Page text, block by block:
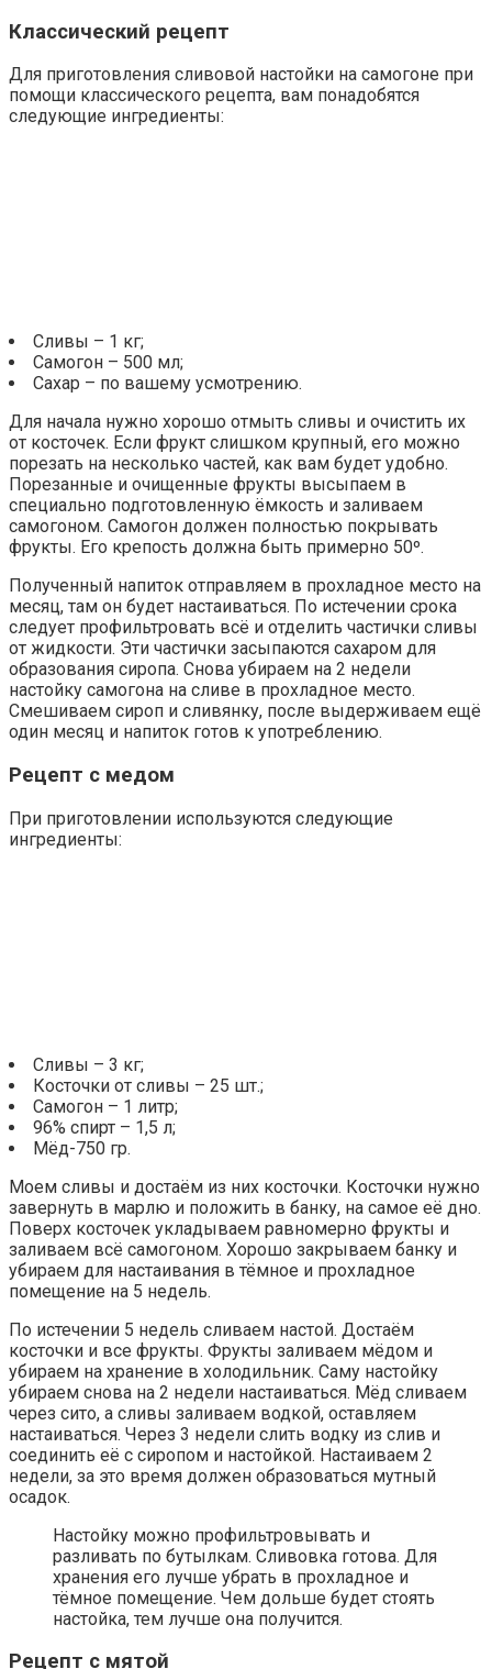
Классический рецепт
Для приготовления сливовой настойки на самогоне при
помощи классического рецепта, вам понадобятся
следующие ингредиенты:
Сливы – 1 кг;
Самогон – 500 мл;
Сахар – по вашему усмотрению.
Для начала нужно хорошо отмыть сливы и очистить их
от косточек. Если фрукт слишком крупный, его можно
порезать на несколько частей, как вам будет удобно.
Порезанные и очищенные фрукты высыпаем в
специально подготовленную ёмкость и заливаем
самогоном. Самогон должен полностью покрывать
фрукты. Его крепость должна быть примерно 50º.
Полученный напиток отправляем в прохладное место на
месяц, там он будет настаиваться. По истечении срока
следует профильтровать всё и отделить частички сливы
от жидкости. Эти частички засыпаются сахаром для
образования сиропа. Снова убираем на 2 недели
настойку самогона на сливе в прохладное место.
Смешиваем сироп и сливянку, после выдерживаем ещё
один месяц и напиток готов к употреблению.
Рецепт с медом
При приготовлении используются следующие
ингредиенты:
Сливы – 3 кг;
Косточки от сливы – 25 шт.;
Самогон – 1 литр;
96% спирт – 1,5 л;
Мёд-750 гр.
Моем сливы и достаём из них косточки. Косточки нужно
завернуть в марлю и положить в банку, на самое её дно.
Поверх косточек укладываем равномерно фрукты и
заливаем всё самогоном. Хорошо закрываем банку и
убираем для настаивания в тёмное и прохладное
помещение на 5 недель.
По истечении 5 недель сливаем настой. Достаём
косточки и все фрукты. Фрукты заливаем мёдом и
убираем на хранение в холодильник. Саму настойку
убираем снова на 2 недели настаиваться. Мёд сливаем
через сито, а сливы заливаем водкой, оставляем
настаиваться. Через 3 недели слить водку из слив и
соединить её с сиропом и настойкой. Настаиваем 2
недели, за это время должен образоваться мутный
осадок.
Настойку можно профильтровывать и
разливать по бутылкам. Сливовка готова. Для
хранения его лучше убрать в прохладное и
тёмное помещение. Чем дольше будет стоять
настойка, тем лучше она получится.
Рецепт с мятой